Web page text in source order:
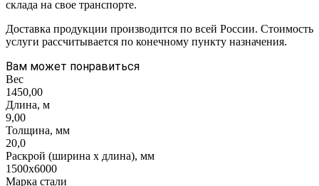
склада на свое транспорте.
Доставка продукции производится по всей России. Стоимость
услуги рассчитывается по конечному пункту назначения.
Вам может понравиться
Вес
1450,00
Длина, м
9,00
Толщина, мм
20,0
Раскрой (ширина х длина), мм
1500х6000
Марка стали